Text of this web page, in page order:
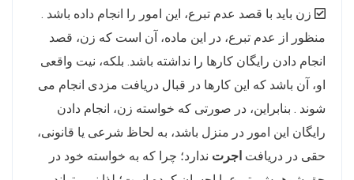
زن باید با قصد عدم تبرع، این امور را انجام داده باشد .
منظور از عدم تبرع، در این ماده، آن است که زن، قصد
انجام دادن رایگان کارها را نداشته باشد. بلکه، نیت واقعی
او، آن باشد که این کارها در قبال دریافت مزدی انجام می
شوند . بنابراین، در صورتی که خواسته زن، انجام دادن
رایگان این امور در منزل باشد، به لحاظ شرعی یا قانونی،
حقی در دریافت اجرت ندارد؛ چرا که به خواسته خود در